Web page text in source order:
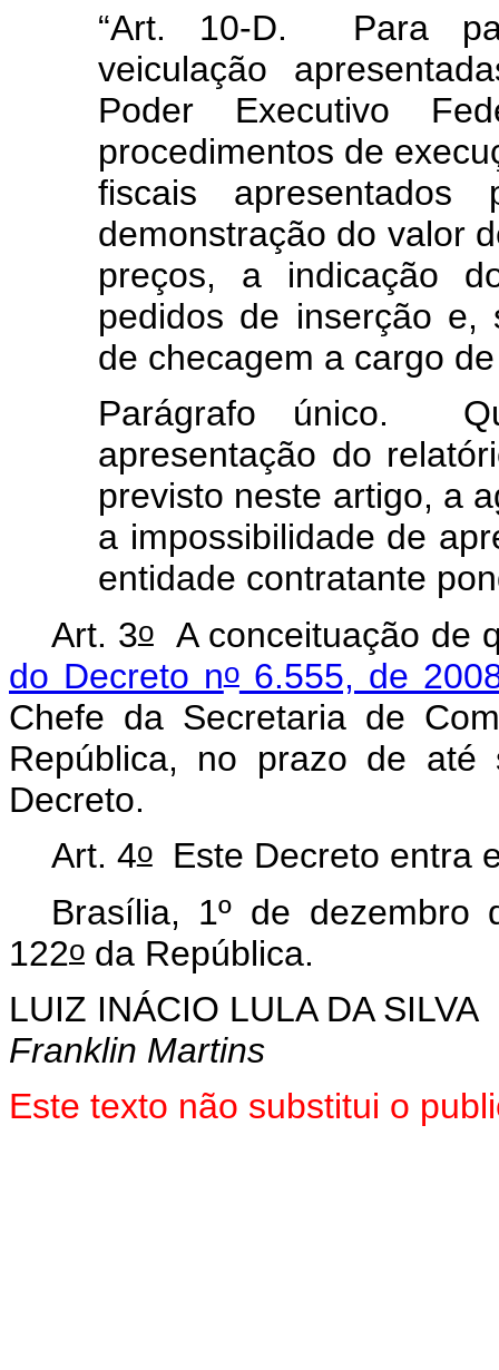
“Art. 10-D. Para
veiculação
Poder Executivo
procedimentos de
fiscais
demonstração do valor
preços, a indicação
pedidos de inserção e,
de checagem a cargo
Parágrafo único.
apresentação do
previsto neste artigo, a
a impossibilidade de
entidade contratante
Art. 3oA conceituação de
do Decreto no6.555, de
Chefe da Secretaria de
República, no prazo de até
Decreto.
Art. 4oEste Decreto entra
Brasília, 1º de dezembro
122o da República.
LUIZ INÁCIO LULA DA SILVA
Franklin Martins
Este texto não substitui o